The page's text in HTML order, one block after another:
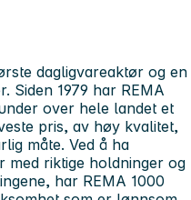
dagligvareaktør og en
Siden 1979 har REMA
over hele landet et
pris, av høy kvalitet,
måte. Ved å ha
med riktige holdninger og
har REMA 1000